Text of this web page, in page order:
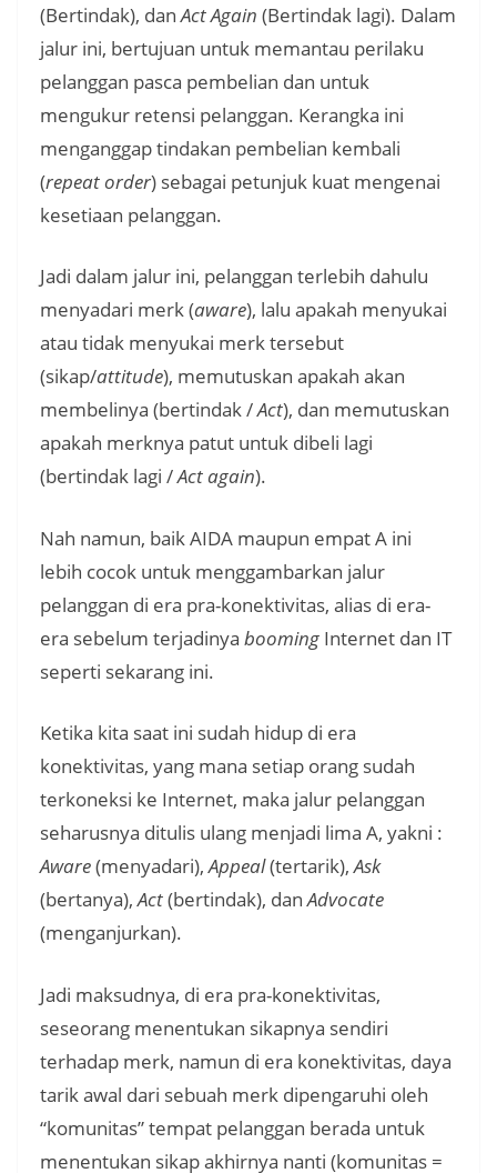
(Bertindak), danAct Again (Bertindak lagi). Dalam
jalur ini, bertujuan untuk memantau perilaku
pelanggan pasca pembelian dan untuk
mengukur retensi pelanggan. Kerangka ini
menganggap tindakan pembelian kembali
(repeat order) sebagai petunjuk kuat mengenai
kesetiaan pelanggan.
Jadi dalam jalur ini, pelanggan terlebih dahulu
menyadari merk (aware), lalu apakah menyukai
atau tidak menyukai merk tersebut
(sikap/attitude), memutuskan apakah akan
membelinya (bertindak /Act), dan memutuskan
apakah merknya patut untuk dibeli lagi
(bertindak lagi /Act again).
Nah namun, baik AIDA maupun empat A ini
lebih cocok untuk menggambarkan jalur
pelanggan di era pra-konektivitas, alias di era-
era sebelum terjadinya booming Internet dan IT
seperti sekarang ini.
Ketika kita saat ini sudah hidup di era
konektivitas, yang mana setiap orang sudah
terkoneksi ke Internet, maka jalur pelanggan
seharusnya ditulis ulang menjadi lima A, yakni :
Aware(menyadari),Appeal(tertarik),Ask
(bertanya),Act(bertindak), danAdvocate
(menganjurkan).
Jadi maksudnya, di era pra-konektivitas,
seseorang menentukan sikapnya sendiri
terhadap merk, namun di era konektivitas, daya
tarik awal dari sebuah merk dipengaruhi oleh
“komunitas” tempat pelanggan berada untuk
menentukan sikap akhirnya nanti (komunitas =